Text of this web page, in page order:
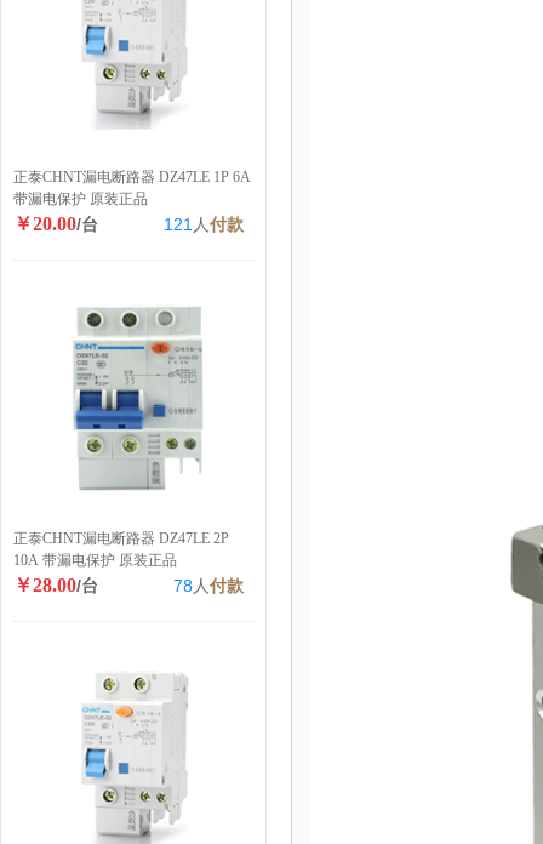
正泰CHNT漏电断路器 DZ47LE 1P 6A
带漏电保护 原装正品
￥20.00/台 121 人付款
正泰CHNT漏电断路器 DZ47LE 2P
10A 带漏电保护 原装正品
￥28.00/台 78 人付款